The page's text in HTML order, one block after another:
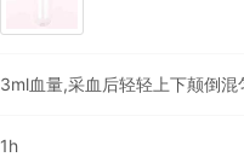
3ml血量,采血后轻轻上下颠倒
1h